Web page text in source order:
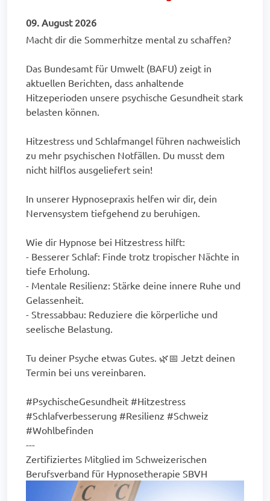
09. August 2026
Macht dir die Sommerhitze mental zu schaffen?
Das Bundesamt für Umwelt (BAFU) zeigt in
aktuellen Berichten, dass anhaltende
Hitzeperioden unsere psychische Gesundheit stark
belasten können.
Hitzestress und Schlafmangel führen nachweislich
zu mehr psychischen Notfällen. Du musst dem
nicht hilflos ausgeliefert sein!
In unserer Hypnosepraxis helfen wir dir, dein
Nervensystem tiefgehend zu beruhigen.
Wie dir Hypnose bei Hitzestress hilft:
- Besserer Schlaf: Finde trotz tropischer Nächte in
tiefe Erholung.
- Mentale Resilienz: Stärke deine innere Ruhe und
Gelassenheit.
- Stressabbau: Reduziere die körperliche und
seelische Belastung.
Tu deiner Psyche etwas Gutes. 🌿📅 Jetzt deinen
Termin bei uns vereinbaren.
#PsychischeGesundheit #Hitzestress
#Schlafverbesserung #Resilienz #Schweiz
#Wohlbefinden
---
Zertifiziertes Mitglied im Schweizerischen
Berufsverband für Hypnosetherapie SBVH